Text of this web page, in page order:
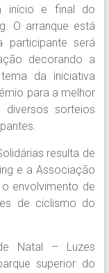
início e final do
O arranque está
será
decorando a
da iniciativa
para a melhor
sorteios
resulta de
e a Associação
envolvimento de
de ciclismo do
Natal – Luzes
superior do